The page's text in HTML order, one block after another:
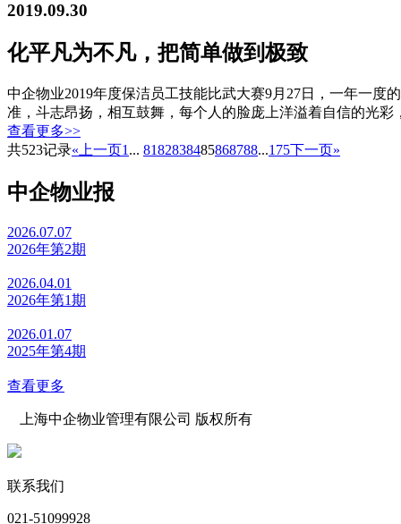
2019.09.30
化平凡为不凡，把简单做到极致
中企物业2019年度保洁员工技能比武大赛9月27日，一年一
准，斗志昂扬，相互鼓舞，每个人的脸庞上洋溢着自信的光
查看更多>>
共523记录«上一页1 ... 8182838485868788...175下一页»
中企物业报
2026.07.07
2026年第2期
2026.04.01
2026年第1期
2026.01.07
2025年第4期
查看更多
上海中企物业管理有限公司 版权所有
联系我们
021-51099928